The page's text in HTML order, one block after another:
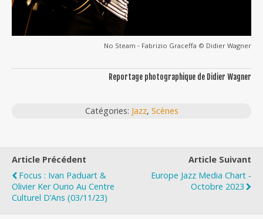
No Steam ‐ Fabrizio Graceffa © Didier Wagner
Reportage photographique de Didier Wagner
Catégories: Jazz, Scènes
Article Précédent
Focus : Ivan Paduart &
Olivier Ker Ourio Au Centre
Culturel D’Ans (03/11/23)
Article Suivant
Europe Jazz Media Chart ‐
Octobre 2023